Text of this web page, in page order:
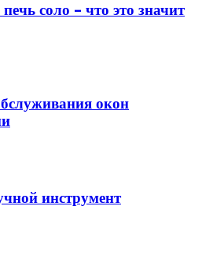
соло – что это значит
окон
инструмент